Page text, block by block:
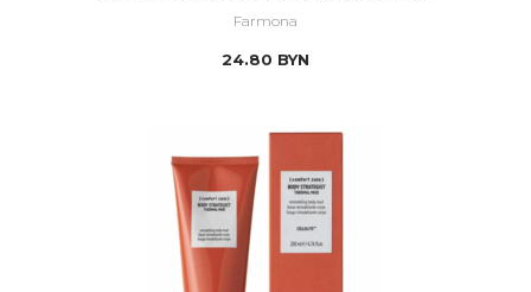
Farmona
24.80 BYN